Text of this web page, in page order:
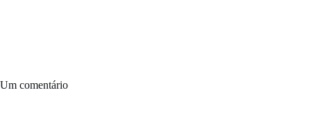
Um comentário